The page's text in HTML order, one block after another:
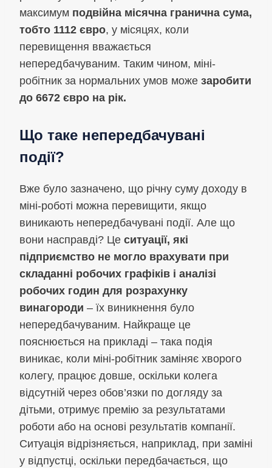
максимум подвійна місячна гранична сума,
тобто 1112 євро, у місяцях, коли
перевищення вважається
непередбачуваним. Таким чином, міні-
робітник за нормальних умов може заробити
до 6672 євро на рік.
Що таке непередбачувані
події?
Вже було зазначено, що річну суму доходу в
міні-роботі можна перевищити, якщо
виникають непередбачувані події. Але що
вони насправді? Це ситуації, які
підприємство не могло врахувати при
складанні робочих графіків і аналізі
робочих годин для розрахунку
винагороди – їх виникнення було
непередбачуваним. Найкраще це
пояснюється на прикладі – така подія
виникає, коли міні-робітник заміняє хворого
колегу, працює довше, оскільки колега
відсутній через обов’язки по догляду за
дітьми, отримує премію за результатами
роботи або на основі результатів компанії.
Ситуація відрізняється, наприклад, при заміні
у відпустці, оскільки передбачається, що